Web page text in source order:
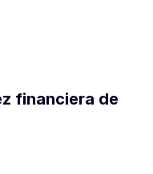
financiera de